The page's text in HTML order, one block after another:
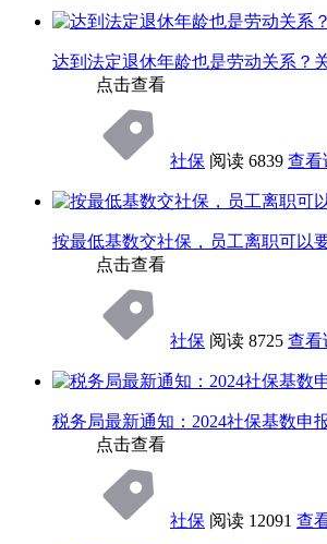
达到法定退休年龄也是劳动关系？
点击查看
社保 阅读 6839 查看
按最低基数交社保，员工离职可以
点击查看
社保 阅读 8725 查看
税务局最新通知：2024社保基数申
点击查看
社保 阅读 12091 查